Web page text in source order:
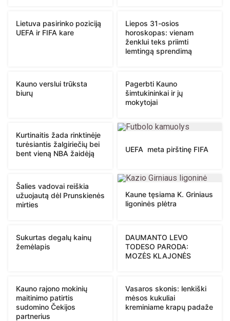
Lietuva pasirinko poziciją
UEFA ir FIFA kare
Liepos 31-osios
horoskopas: vienam
ženklui teks priimti
lemtingą sprendimą
Kauno verslui trūksta
biurų
Pagerbti Kauno
šimtukininkai ir jų
mokytojai
Kurtinaitis žada rinktinėje
turėsiantis žalgiriečių bei
bent vieną NBA žaidėją
UEFA meta pirštinę FIFA
Šalies vadovai reiškia
užuojautą dėl Prunskienės
mirties
Kaune tęsiama K. Griniaus
ligoninės plėtra
Sukurtas degalų kainų
žemėlapis
DAUMANTO LEVO
TODESO PARODA:
MOZĖS KLAJONĖS
Kauno rajono mokinių
maitinimo patirtis
sudomino Čekijos
partnerius
Vasaros skonis: lenkiški
mėsos kukuliai
kreminiame krapų padaže